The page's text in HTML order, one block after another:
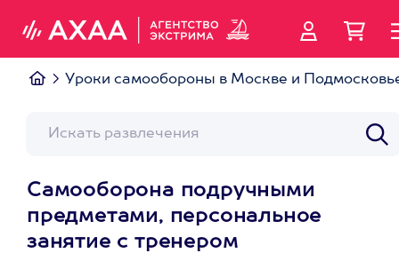
Уроки самообороны в Москве и
Самооборона подручными
предметами, персональное
занятие с тренером